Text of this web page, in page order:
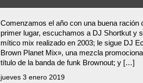
Comenzamos el año con una buena ración
primer lugar, escuchamos a DJ Shortkut y
mítico mix realizado en 2003; le sigue DJ
Brown Planet Mix», una mezcla
título de la banda de funk Brownout; y […]
jueves 3 enero 2019